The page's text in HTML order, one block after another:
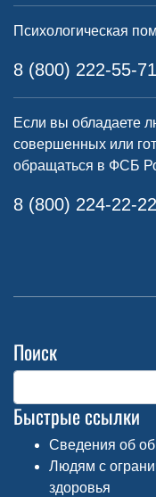
Психологическая
8 (800) 222-55-
Если вы обладаете
совершенных или
обращаться в ФСБ
8 (800) 224-22-22
Поиск
Быстрые ссылки
Сведения об
Людям с
здоровья